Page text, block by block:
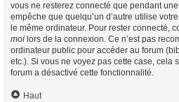
vous ne resterez connecté que pendant
empêche que quelqu’un d’autre utilise
le même ordinateur. Pour rester connecté,
moi lors de la connexion. Ce n’est pas
ordinateur public pour accéder au forum
etc.). Si vous ne voyez pas cette case, cela
forum a désactivé cette fonctionnalité.
Haut